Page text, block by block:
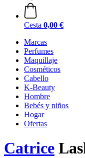
Cesta 0,00 €
Marcas
Perfumes
Maquillaje
Cosméticos
Cabello
K-Beauty
Hombre
Bebés y niños
Hogar
Ofertas
Catrice